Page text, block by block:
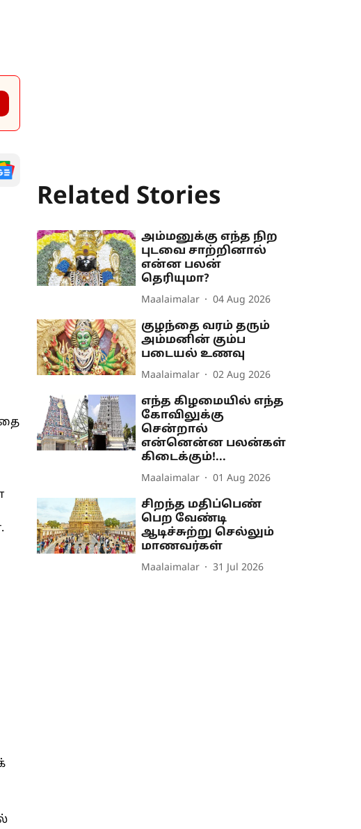
Related Stories
அம்மனுக்கு எந்த நிற
புடவை சாற்றினால்
என்ன பலன்
தெரியுமா?
Maalaimalar 04 Aug 2026
குழந்தை வரம் தரும்
அம்மனின் கும்ப
படையல் உணவு
Maalaimalar 02 Aug 2026
எந்த கிழமையில் எந்த
கோவிலுக்கு
சென்றால்
என்னென்ன பலன்கள்
கிடைக்கும்!...
Maalaimalar 01 Aug 2026
சிறந்த மதிப்பெண்
பெற வேண்டி
ஆடிச்சுற்று செல்லும்
மாணவர்கள்
Maalaimalar 31 Jul 2026